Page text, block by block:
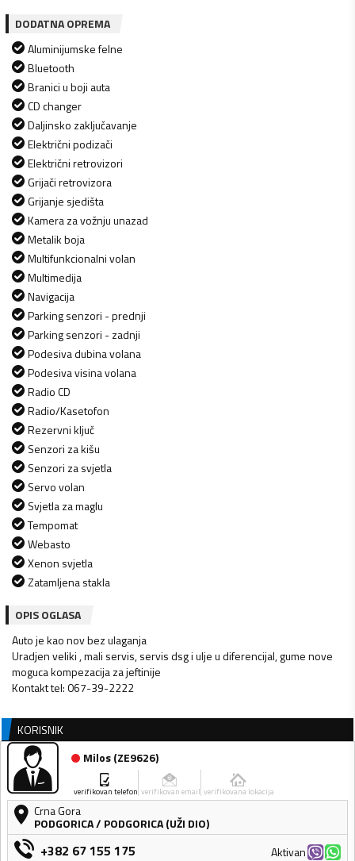
DODATNA OPREMA
Aluminijumske felne
Bluetooth
Branici u boji auta
CD changer
Daljinsko zaključavanje
Električni podizači
Električni retrovizori
Grijači retrovizora
Grijanje sjedišta
Kamera za vožnju unazad
Metalik boja
Multifunkcionalni volan
Multimedija
Navigacija
Parking senzori - prednji
Parking senzori - zadnji
Podesiva dubina volana
Podesiva visina volana
Radio CD
Radio/Kasetofon
Rezervni ključ
Senzori za kišu
Senzori za svjetla
Servo volan
Svjetla za maglu
Tempomat
Webasto
Xenon svjetla
Zatamljena stakla
OPIS OGLASA
Auto je kao nov bez ulaganja
Uradjen veliki , mali servis, servis dsg i ulje u diferencijal, gume nove
moguca kompezacija za jeftinije
Kontakt tel: 067-39-2222
KORISNIK
Milos(ZE9626)
verifikovan telefon verifikovan email verifikovana lokacija
Crna Gora
PODGORICA/ PODGORICA (UŽI DIO)
+382 67 155 175 Aktivan